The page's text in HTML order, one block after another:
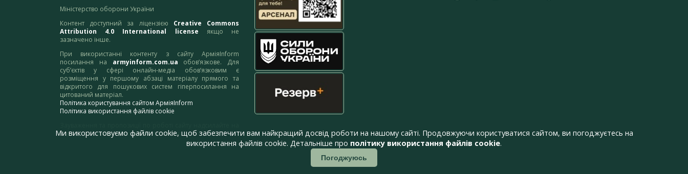
Міністерство оборони України
Контент доступний за ліцензією Creative Commons
Attribution 4.0 International license якщо не
зазначено інше.
При використанні контенту з сайту АрміяInform
посилання на armyinform.com.ua обов’язкове. Для
суб’єктів у сфері онлайн-медіа обов’язковим є
розміщення у першому абзаці матеріалу прямого та
відкритого для пошукових систем гіперпосилання на
цитований матеріал.
Політика користування сайтом АрміяInform
Політика використання файлів cookie
адресу:webmaster@armyinform.com.ua
Ми використовуємо файли cookie, щоб забезпечити вам найкращий досвід роботи на нашому сайті. Продовжуючи користуватися сайтом, ви погоджуєтесь на
використання файлів cookie. Детальніше про політику використання файлів cookie.
Погоджуюсь